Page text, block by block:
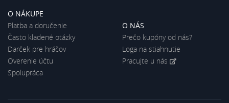
O NÁKUPE
Platba a doručenie
Často kladené otázky
Darček pre hráčov
Overenie účtu
Spolupráca
O NÁS
Prečo kupóny od nás?
Loga na stiahnutie
Pracujte u nás